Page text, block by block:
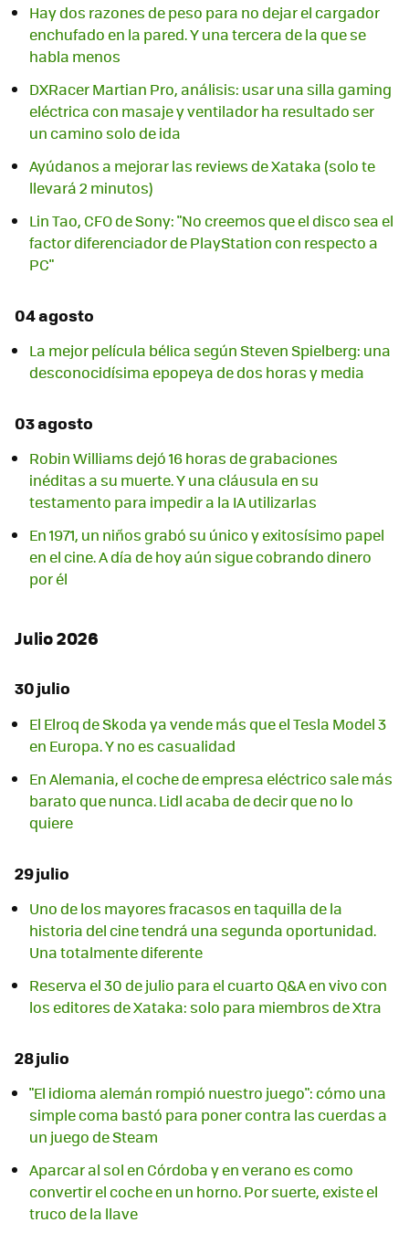
Hay dos razones de peso para no dejar el cargador
enchufado en la pared. Y una tercera de la que se
habla menos
DXRacer Martian Pro, análisis: usar una silla gaming
eléctrica con masaje y ventilador ha resultado ser
un camino solo de ida
Ayúdanos a mejorar las reviews de Xataka (solo te
llevará 2 minutos)
Lin Tao, CFO de Sony: "No creemos que el disco sea el
factor diferenciador de PlayStation con respecto a
PC"
04 agosto
La mejor película bélica según Steven Spielberg: una
desconocidísima epopeya de dos horas y media
03 agosto
Robin Williams dejó 16 horas de grabaciones
inéditas a su muerte. Y una cláusula en su
testamento para impedir a la IA utilizarlas
En 1971, un niños grabó su único y exitosísimo papel
en el cine. A día de hoy aún sigue cobrando dinero
por él
Julio 2026
30 julio
El Elroq de Skoda ya vende más que el Tesla Model 3
en Europa. Y no es casualidad
En Alemania, el coche de empresa eléctrico sale más
barato que nunca. Lidl acaba de decir que no lo
quiere
29 julio
Uno de los mayores fracasos en taquilla de la
historia del cine tendrá una segunda oportunidad.
Una totalmente diferente
Reserva el 30 de julio para el cuarto Q&A en vivo con
los editores de Xataka: solo para miembros de Xtra
28 julio
"El idioma alemán rompió nuestro juego": cómo una
simple coma bastó para poner contra las cuerdas a
un juego de Steam
Aparcar al sol en Córdoba y en verano es como
convertir el coche en un horno. Por suerte, existe el
truco de la llave